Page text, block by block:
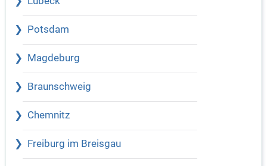
Potsdam
Magdeburg
Braunschweig
Chemnitz
Freiburg im Breisgau